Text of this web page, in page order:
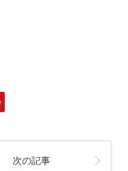
次の記事